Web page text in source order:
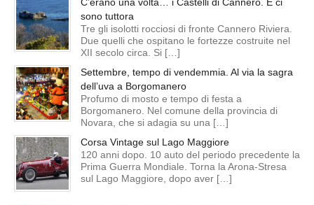
sono tuttora
Tre gli isolotti rocciosi di fronte Cannero Riviera.
Due quelli che ospitano le fortezze costruite nel
XII secolo circa. Si […]
Settembre, tempo di vendemmia. Al via la sagra
dell’uva a Borgomanero
Profumo di mosto e tempo di festa a
Borgomanero. Nel comune della provincia di
Novara, che si adagia su una […]
Corsa Vintage sul Lago Maggiore
120 anni dopo. 10 auto del periodo precedente la
Prima Guerra Mondiale. Torna la Arona-Stresa
sul Lago Maggiore, dopo aver […]